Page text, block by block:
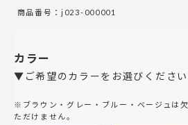
商品番号：j023-000001
カラー
▼ご希望のカラーをお選びください
※ブラウン・グレー・ブルー・ベージュは
ただけません。